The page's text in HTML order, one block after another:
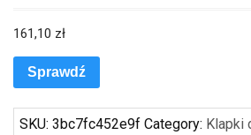
161,10 zł
Sprawdź
SKU: 3bc7fc452e9f Category: Klapki